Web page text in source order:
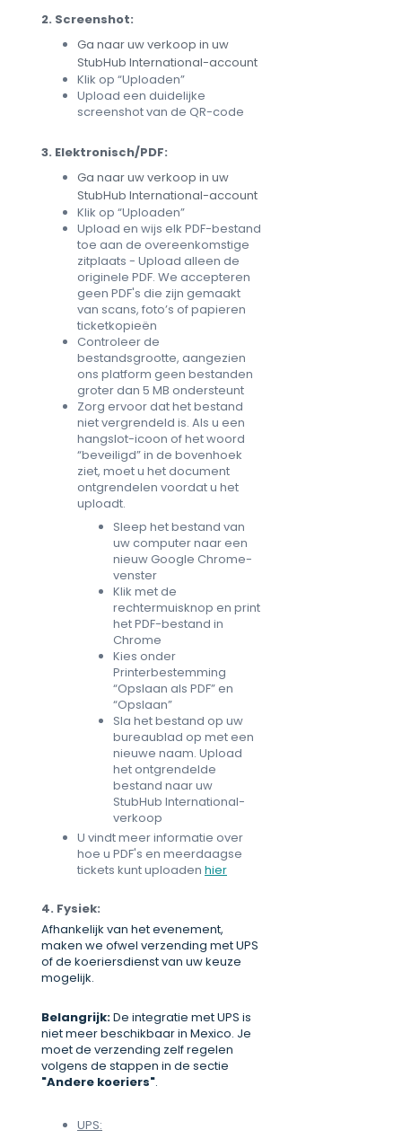
2. Screenshot:
Ga naar uw verkoop in uw
StubHub International-account
Klik op “Uploaden”
Upload een duidelijke
screenshot van de QR-code
3. Elektronisch/PDF:
Ga naar uw verkoop in uw
StubHub International-account
Klik op “Uploaden”
Upload en wijs elk PDF-bestand
toe aan de overeenkomstige
zitplaats - Upload alleen de
originele PDF. We accepteren
geen PDF's die zijn gemaakt
van scans, foto’s of papieren
ticketkopieën
Controleer de
bestandsgrootte, aangezien
ons platform geen bestanden
groter dan 5 MB ondersteunt
Zorg ervoor dat het bestand
niet vergrendeld is. Als u een
hangslot-icoon of het woord
“beveiligd” in de bovenhoek
ziet, moet u het document
ontgrendelen voordat u het
uploadt.
Sleep het bestand van
uw computer naar een
nieuw Google Chrome-
venster
Klik met de
rechtermuisknop en print
het PDF-bestand in
Chrome
Kies onder
Printerbestemming
“Opslaan als PDF” en
“Opslaan”
Sla het bestand op uw
bureaublad op met een
nieuwe naam. Upload
het ontgrendelde
bestand naar uw
StubHub International-
verkoop
U vindt meer informatie over
hoe u PDF's en meerdaagse
tickets kunt uploaden hier
4. Fysiek:
Afhankelijk van het evenement,
maken we ofwel verzending met UPS
of de koeriersdienst van uw keuze
mogelijk.
Belangrijk:De integratie met UPS is
niet meer beschikbaar in Mexico. Je
moet de verzending zelf regelen
volgens de stappen in de sectie
"Andere koeriers".
UPS: